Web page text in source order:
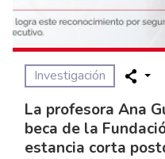
Investigación
La profesora Ana
beca de la
estancia corta